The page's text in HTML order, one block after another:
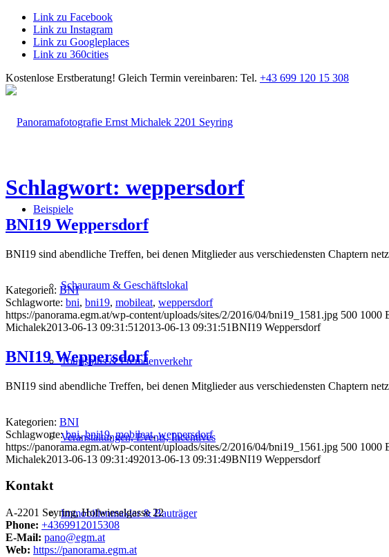
Link zu Facebook
Link zu Instagram
Link zu Googleplaces
Link zu 360cities
Kostenlose Erstberatung! Gleich Termin vereinbaren: Tel. +43 699 120 15 308
Beispiele
Schauraum & Geschäftslokal
Tourismus & Fremdenverkehr
Veranstaltungen, Events, Incentives
Immobilienmakler & Bauträger
Schlagwort: weppersdorf
BNI19 Weppersdorf
BNI19 sind abendliche Treffen, bei denen Mitglieder aus verschiedensten Chaptern
Kategorien: BNI
Schlagworte: bni, bni19, mobileat, weppersdorf
https://panorama.egm.at/wp-content/uploads/sites/2/2016/04/bni19_1581.jpg 500 1000
Michalek2013-06-13 09:31:51 2013-06-13 09:31:51BNI19 Weppersdorf
BNI19 Weppersdorf
BNI19 sind abendliche Treffen, bei denen Mitglieder aus verschiedensten Chaptern
Kategorien: BNI
Schlagworte:bni,bni19,mobileat,weppersdorf
https://panorama.egm.at/wp-content/uploads/sites/2/2016/04/bni19_1561.jpg 500 1000
Michalek2013-06-13 09:31:492013-06-13 09:31:49BNI19 Weppersdorf
Kontakt
A-2201 Seyring, Hofwieselgasse 22
Phone: +4369912015308
E-Mail: pano@egm.at
Web: https://panorama.egm.at